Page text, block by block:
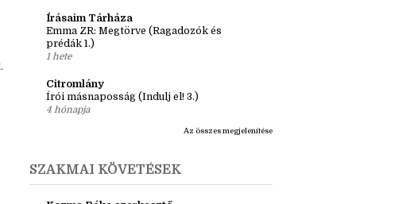
3 könyv 3 nap alatt, avagy elolasom a
polcom legrövidebb könyveit
6 napja
Emma ZR: Megtörve (Ragadozók és
prédák 1.)
1 hete
4 hónapja
Az összes megjelenítése